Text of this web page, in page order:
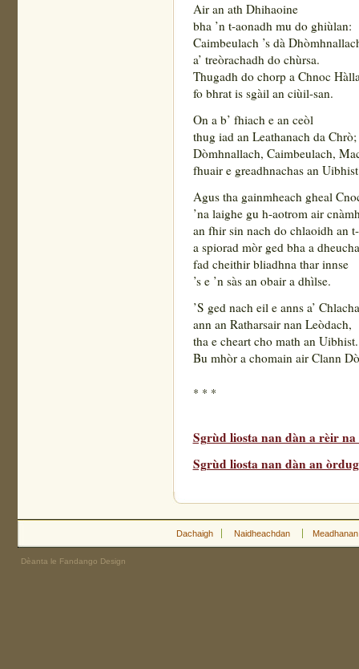
Air an ath Dhihaoine
bha ’n t-aonadh mu do ghiùlan:
Caimbeulach ’s dà
a’ treòrachadh do chùrsa.
Thugadh do chorp a Chnoc
fo bhrat is sgàil an ciùil-san.
On a b’ fhiach e an ceòl
thug iad an Leathanach da Chrò;
Dòmhnallach, Caimbeulach,
fhuair e greadhnachas an
Agus tha gainmheach gheal
’na laighe gu h-aotrom air
an fhir sin nach do chlaoidh an
a spiorad mòr ged bha a
fad cheithir bliadhna thar innse
’s e ’n sàs an obair a dhìlse.
’S ged nach eil e anns a’
ann an Ratharsair nan Leòdach,
tha e cheart cho math an Uibhist.
Bu mhòr a chomain air Clann
* * *
Sgrùd liosta nan dàn a rèir na
Sgrùd liosta nan dàn an
Dachaigh Naidheachdan Meadhanan
Dèanta le Fandango Design